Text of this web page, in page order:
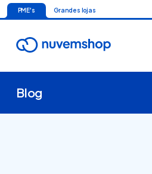
PME's Grandes lojas
Blog